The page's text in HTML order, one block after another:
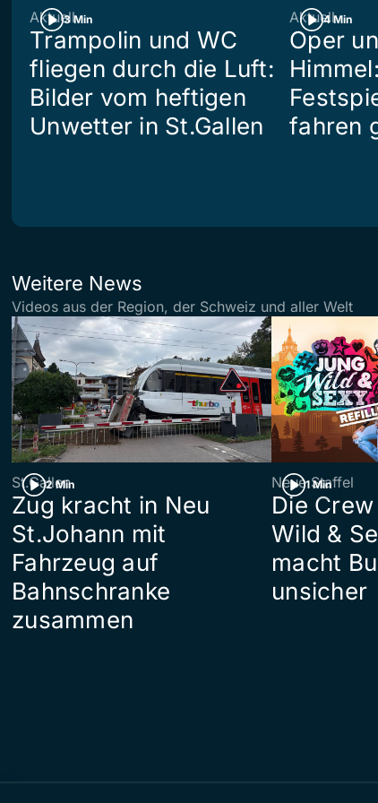
3 Min
Aktuell
Trampolin und WC
fliegen durch die Luft:
Bilder vom heftigen
Unwetter in St.Gallen
4 Min
Aktuell
Oper
fahren
Weitere News
Videos aus der Region, der Schweiz und aller Welt
2 Min
St.Gallen
Zug kracht in Neu
St.Johann mit
Fahrzeug auf
Bahnschranke
zusammen
1 Min
Neue Staffel
Die
Wild &
macht
unsicher